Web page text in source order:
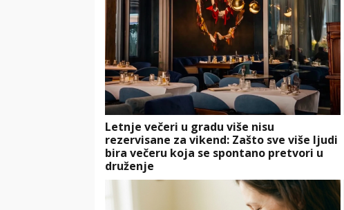
Letnje večeri u gradu više nisu
rezervisane za vikend: Zašto sve više ljudi
bira večeru koja se spontano pretvori u
druženje